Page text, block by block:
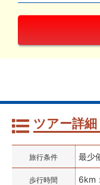
ツアー詳細
旅行条件 最少
歩行時間 6km